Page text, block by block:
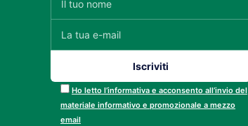
Ho letto l’informativa e acconsento all’invio del
materiale informativo e promozionale a mezzo
email